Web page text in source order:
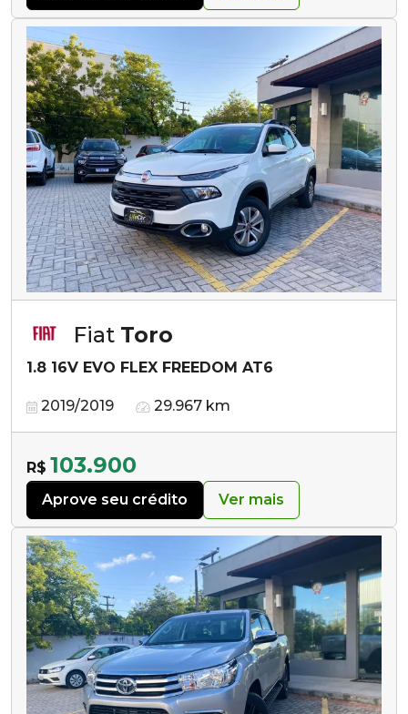
Fiat Toro
1.8 16V EVO FLEX FREEDOM AT6
2019/2019 29.967 km
R$ 103.900
Aprove seu crédito Ver mais